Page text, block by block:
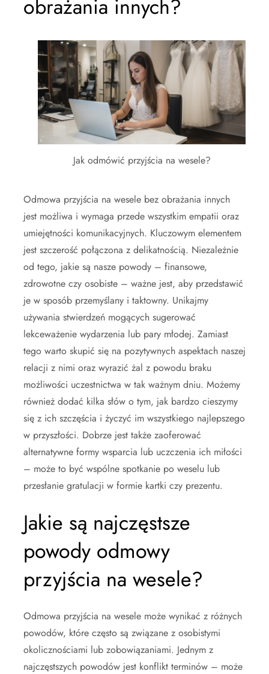
obrażania innych?
Jak odmówić przyjścia na wesele?
Odmowa przyjścia na wesele bez obrażania innych
jest możliwa i wymaga przede wszystkim empatii oraz
umiejętności komunikacyjnych. Kluczowym elementem
jest szczerość połączona z delikatnością. Niezależnie
od tego, jakie są nasze powody – finansowe,
zdrowotne czy osobiste – ważne jest, aby przedstawić
je w sposób przemyślany i taktowny. Unikajmy
używania stwierdzeń mogących sugerować
lekceważenie wydarzenia lub pary młodej. Zamiast
tego warto skupić się na pozytywnych aspektach naszej
relacji z nimi oraz wyrazić żal z powodu braku
możliwości uczestnictwa w tak ważnym dniu. Możemy
również dodać kilka słów o tym, jak bardzo cieszymy
się z ich szczęścia i życzyć im wszystkiego najlepszego
w przyszłości. Dobrze jest także zaoferować
alternatywne formy wsparcia lub uczczenia ich miłości
– może to być wspólne spotkanie po weselu lub
przesłanie gratulacji w formie kartki czy prezentu.
Jakie są najczęstsze
powody odmowy
przyjścia na wesele?
Odmowa przyjścia na wesele może wynikać z różnych
powodów, które często są związane z osobistymi
okolicznościami lub zobowiązaniami. Jednym z
najczęstszych powodów jest konflikt terminów – może